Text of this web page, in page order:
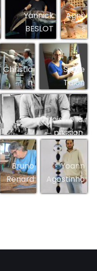
Yannick
BESLOT
Agnè
s
BUSN
EL
Christia
n
RAMPN
OUX
Sylvie
Talon
Les bois de la
passion
Bruno
Renard
Yoann
Agostinho